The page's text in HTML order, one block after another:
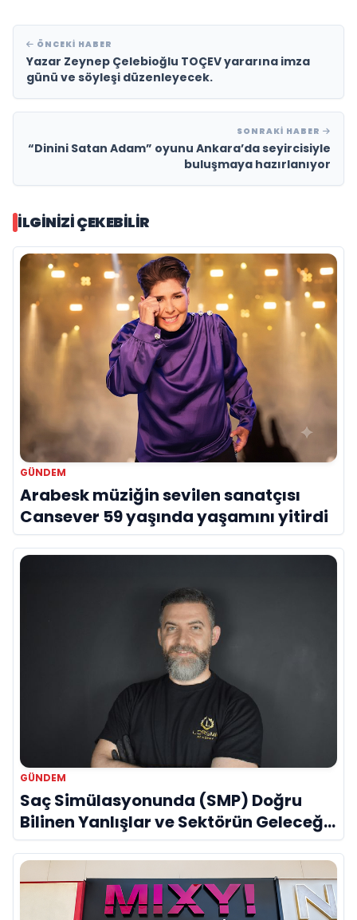
ÖNCEKI HABER
Yazar Zeynep Çelebioğlu TOÇEV yararına imza
günü ve söyleşi düzenleyecek.
SONRAKI HABER
“Dinini Satan Adam” oyunu Ankara’da seyircisiyle
buluşmaya hazırlanıyor
İLGINIZI ÇEKEBILIR
GÜNDEM
Arabesk müziğin sevilen sanatçısı
Cansever 59 yaşında yaşamını yitirdi
GÜNDEM
Saç Simülasyonunda (SMP) Doğru
Bilinen Yanlışlar ve Sektörün Geleceği:
Onur Akdeniz ile Özel Röportaj